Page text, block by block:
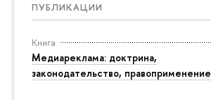
ПУБЛИКАЦИИ
Книга
Медиареклама: доктрина,
законодательство, правоприменение